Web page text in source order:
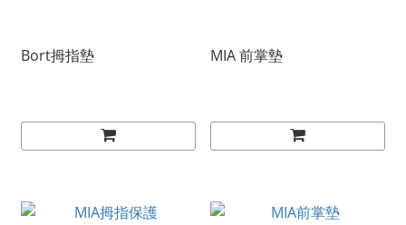
Bort拇指墊 MIA 前掌墊